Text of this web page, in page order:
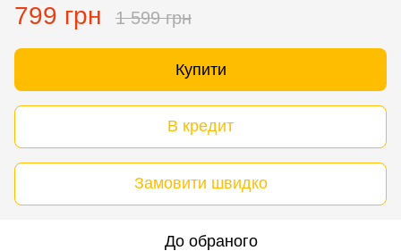
799 грн 1 599 грн
Купити
В кредит
Замовити швидко
До обраного